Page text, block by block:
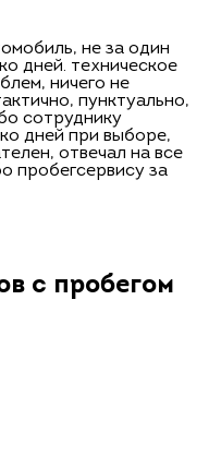
не за один
дней. техническое
ничего не
пунктуально,
сотруднику
дней при выборе,
отвечал на все
пробегсервису за
с пробегом